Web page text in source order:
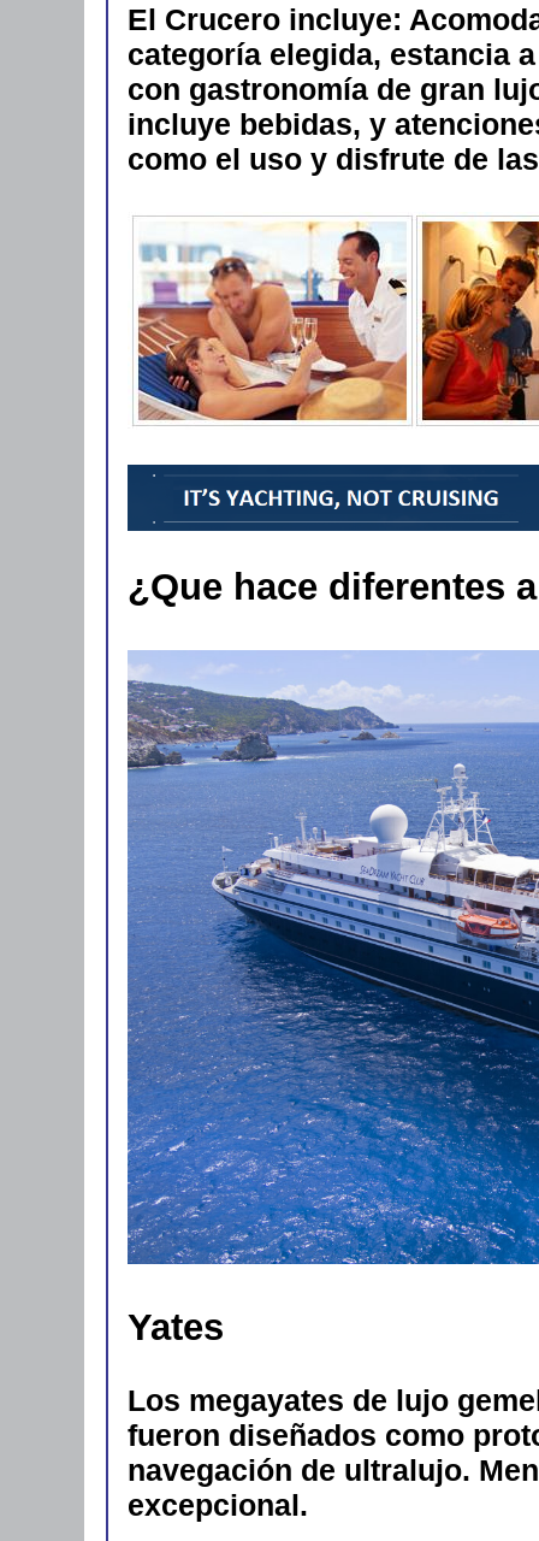
El Crucero incluye:
categoría elegida, estancia
con gastronomía de gran
incluye bebidas, y
como el uso y disfrute de
¿Que hace diferentes
Yates
Los megayates de lujo
fueron diseñados como
navegación de ultralujo.
excepcional.